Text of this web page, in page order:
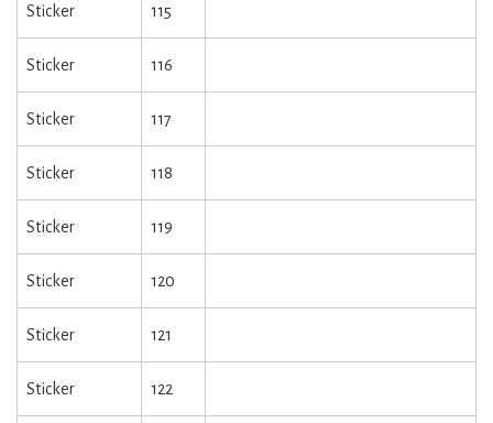
Sticker 115
Sticker 116
Sticker 117
Sticker 118
Sticker 119
Sticker 120
Sticker 121
Sticker 122